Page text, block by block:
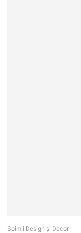
Șoimii Design și Decor